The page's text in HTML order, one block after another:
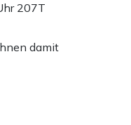
207T
damit